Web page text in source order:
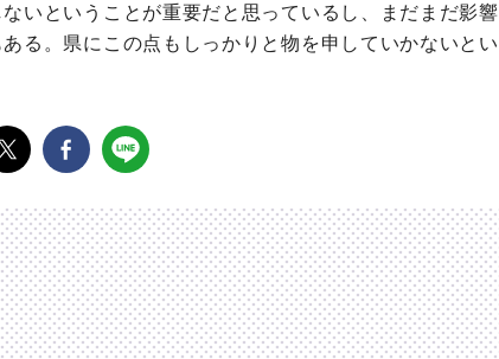
いということが重要だと思っているし、まだまだ影響
る。県にこの点もしっかりと物を申していかないとい